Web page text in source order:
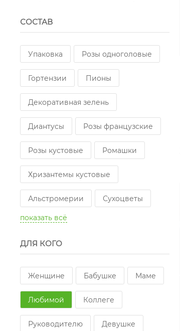
СОСТАВ
Упаковка Розы одноголовые
Гортензии Пионы
Декоративная зелень
Диантусы Розы французские
Розы кустовые Ромашки
Хризантемы кустовые
Альстромерии Сухоцветы
Эустомы
Розы пионовидные одноголовые
Розы пионовидные кустовые
Озотамнус Лагурус
Маттиола
показать всё
ДЛЯ КОГО
Женщине Бабушке Маме
Любимой Коллеге
Руководителю Девушке